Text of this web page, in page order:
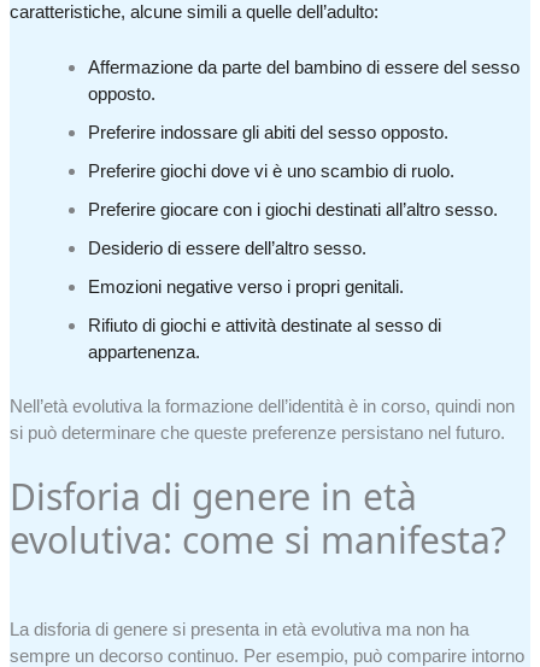
caratteristiche, alcune simili a quelle dell’adulto:
Affermazione da parte del bambino di essere del sesso
opposto.
Preferire indossare gli abiti del sesso opposto.
Preferire giochi dove vi è uno scambio di ruolo.
Preferire giocare con i giochi destinati all’altro sesso.
Desiderio di essere dell’altro sesso.
Emozioni negative verso i propri genitali.
Rifiuto di giochi e attività destinate al sesso di
appartenenza.
Nell’età evolutiva la formazione dell’identità è in corso, quindi non
si può determinare che queste preferenze persistano nel futuro.
Disforia di genere in età
evolutiva: come si manifesta?
La disforia di genere si presenta in età evolutiva ma non ha
sempre un decorso continuo. Per esempio, può comparire intorno